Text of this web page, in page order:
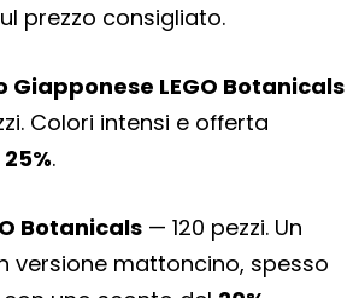
prezzo consigliato.
Giapponese LEGO Botanicals
Colori intensi e offerta
25%.
Botanicals — 120 pezzi. Un
versione mattoncino, spesso